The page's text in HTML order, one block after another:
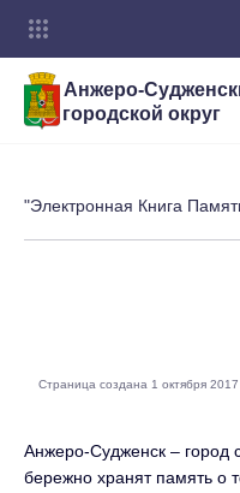
Анжеро-
городской округ
Анжеро-Судженск – город
бережно хранят память о
"Электронная Книга
Страница создана 1 октября 2017